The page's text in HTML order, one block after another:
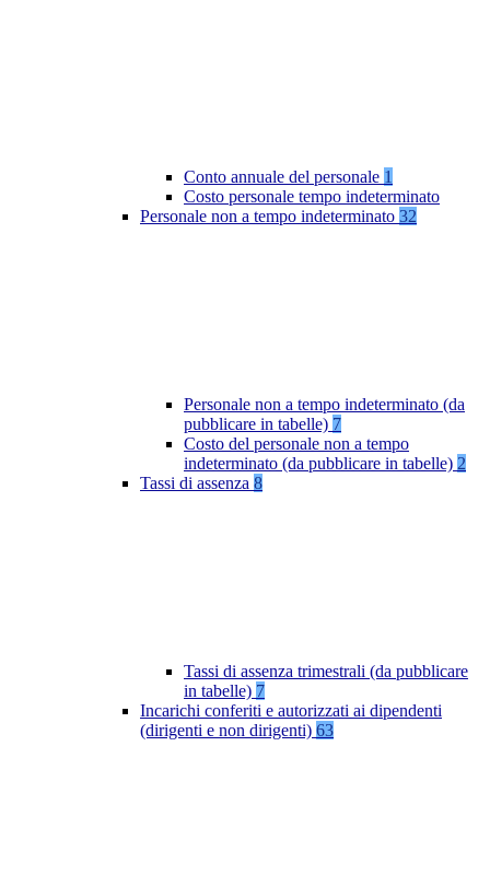
Conto annuale del personale 1
Costo personale tempo indeterminato
Personale non a tempo indeterminato 32
Personale non a tempo indeterminato (da
pubblicare in tabelle) 7
Costo del personale non a tempo
indeterminato (da pubblicare in tabelle) 2
Tassi di assenza 8
Tassi di assenza trimestrali (da pubblicare
in tabelle) 7
Incarichi conferiti e autorizzati ai dipendenti
(dirigenti e non dirigenti) 63